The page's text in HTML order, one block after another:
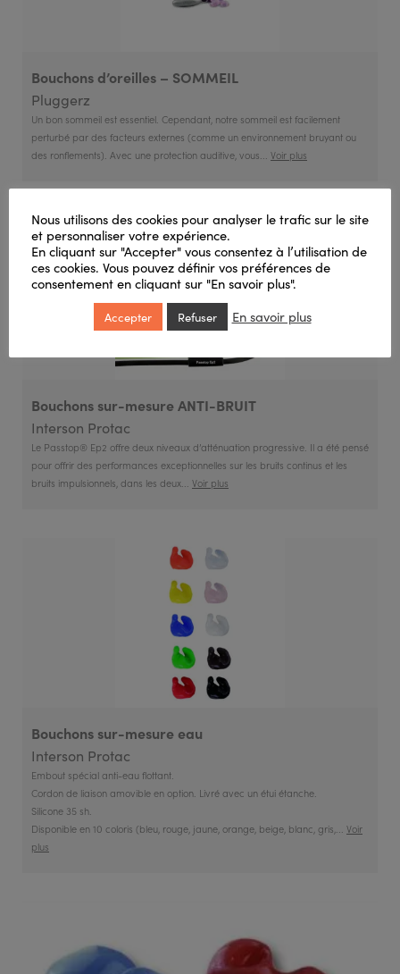
Bouchons d’oreilles – SOMMEIL
Pluggerz
Un bon sommeil est essentiel. Cependant, notre sommeil est facilement
perturbé par des facteurs externes (comme un environnement bruyant ou
des ronflements). Avec une protection auditive, vous... Voir plus
Bouchons sur-mesure ANTI-BRUIT
Interson Protac
Le Passtop® Ep2 offre deux niveaux d’atténuation progressive. Il a été pensé
pour offrir des performances exceptionnelles sur les bruits continus et les
bruits impulsionnels, dans les deux... Voir plus
Bouchons sur-mesure eau
Interson Protac
Embout spécial anti-eau flottant.
Cordon de liaison amovible en option. Livré avec un étui étanche.
Silicone 35 sh.
Disponible en 10 coloris (bleu, rouge, jaune, orange, beige, blanc, gris,... Voir
plus
Nous utilisons des cookies pour analyser le trafic sur le site
et personnaliser votre expérience.
En cliquant sur "Accepter" vous consentez à l’utilisation de
ces cookies. Vous pouvez définir vos préférences de
consentement en cliquant sur "En savoir plus".
Accepter Refuser En savoir plus